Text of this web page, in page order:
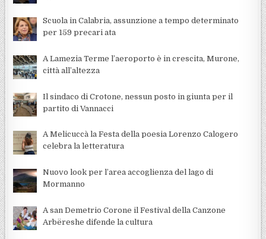
Scuola in Calabria, assunzione a tempo determinato
per 159 precari ata
A Lamezia Terme l’aeroporto è in crescita, Murone,
città all’altezza
Il sindaco di Crotone, nessun posto in giunta per il
partito di Vannacci
A Melicuccà la Festa della poesia Lorenzo Calogero
celebra la letteratura
Nuovo look per l’area accoglienza del lago di
Mormanno
A san Demetrio Corone il Festival della Canzone
Arbëreshe difende la cultura